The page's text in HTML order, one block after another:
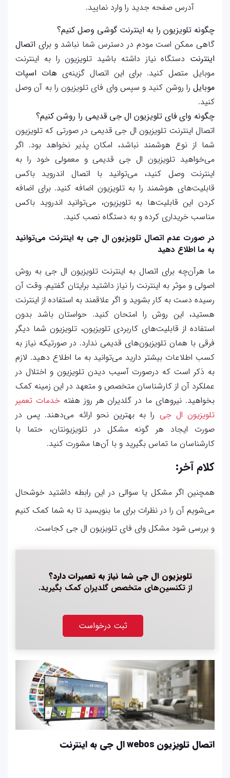
آدرس صفحه جدید را وارد نمایید.
چگونه تلویزیون را به اینترنت گوشی وصل کنیم؟
گاهی ممکن است مودم در دسترس شما نباشد و برای اتصال
اینترنت دستگاه نیاز داشته باشید تلویزیون را به اینترنت
موبایل متصل کنید. برای این اتصال گزینه‌ی هات اسپات
موبایل را روشن کنید و سپس وای فای تلویزیون را به آن وصل
کنید.
چگونه وای فای تلویزیون ال جی قدیمی را روشن کنیم؟
اتصال اینترنت تلویزیون‌ ال جی قدیمی در صورتی که تلویزیون
شما از نوع هوشمند نباشد، امکان پذیر نخواهد بود. اگر
می‌خواهید تلویزیون ال جی قدیمی و معمولی خود را به
اینترنت وصل کنید، می‌توانید با اتصال اندروید باکس
قابلیت‌های هوشمند را به تلویزیون اضافه کنید. برای اضافه
کردن این قابلیت‌ها به تلویزیون، می‌توانید اندروید باکس
مناسب خریداری کرده و به دستگاه نصب کنید.
در صورت عدم اتصال تلویزیون ال جی به اینترنت می‌توانید
به ما اطلاع دهید
ما هر‌آن‌چه برای اتصال به اینترنت تلویزیون ال جی به روش
اصولی و موثر به اینترنت را نیاز داشتید برایتان گفتیم. وقت آن
رسیده دست به کار بشوید و اگر علاقمند به استفاده از اینترنت
هستید، این روش‌ را امتحان کنید. حواستان باشد بدون
استفاده از قابلیت‌های کاربردی تلویزیون، تلویزیون شما دیگر
فرقی با همان تلویزیون‌های قدیمی ندارد. در صورتیکه نیاز به
کسب اطلاعات بیشتر دارید می‌توانید به ما اطلاع دهید. لازم
به ذکر است که درصورت آسیب دیدن تلویزیون و اختلال در
عملکرد آن از کارشناسان متخصص و متعهد در این زمینه کمک
بخواهید. نیروهای ما در گلدیران هر روز هفتهخدمات تعمیر
تلویزیون ال جی را به بهترین نحو ارائه می‌دهند. پس در
صورت ایجاد هر گونه مشکل در تلویزیونتان، حتما با
کارشناسان ما تماس بگیرید و با آ‌ن‌ها مشورت کنید.
کلام آخر:
همچنین اگر مشکل یا سوالی در این رابطه داشتید خوشحال
می‌شویم آن را در نظرات برای ما بنویسید تا به شما کمک کنیم
و بررسی شود مشکل وای فای تلویزیون ال جی کجاست.
تلویزیون ال جی شما نیاز به تعمیرات دارد؟
از تکنسین‌های متخصص گلدیران کمک بگیرید.
ثبت درخواست
اتصال تلویزیون‌ webos ال جی به اینترنت